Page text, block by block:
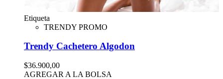
Etiqueta
TRENDY PROMO
Trendy Cachetero Algodon
$36.900,00
AGREGAR A LA BOLSA